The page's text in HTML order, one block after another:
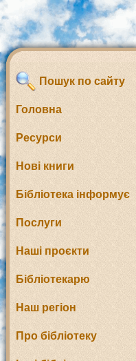
Пошук по сайту
Головна
Ресурси
Нові книги
Бібліотека інформує
Послуги
Наші проєкти
Бібліотекарю
Наш регіон
Про бібліотеку